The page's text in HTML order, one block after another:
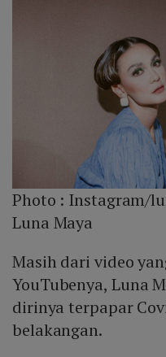
Photo : Instagram/
Luna Maya
Masih dari video
YouTubenya, Luna
dirinya terpapar
belakangan.